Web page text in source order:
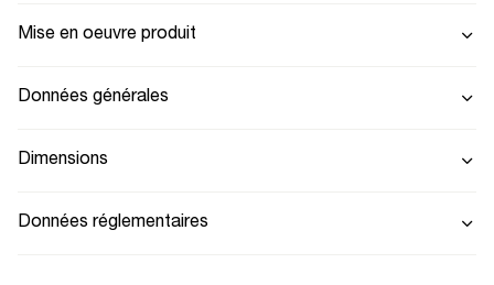
Mise en oeuvre produit
Données générales
Dimensions
Données réglementaires